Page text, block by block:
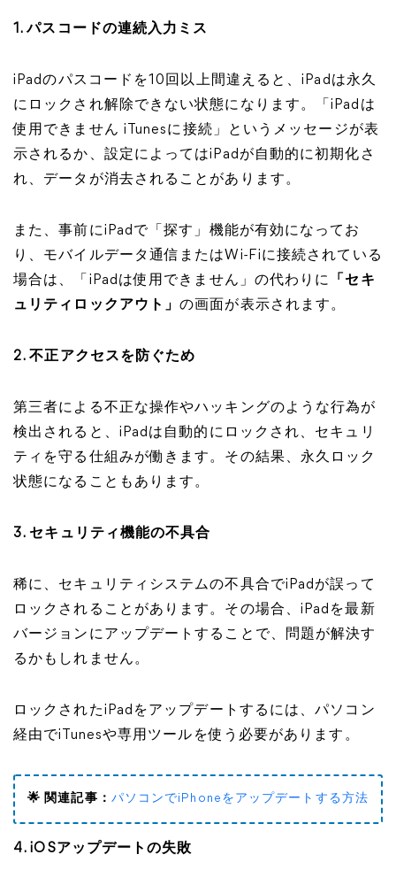
1. パスコードの連続入力ミス
iPadのパスコードを10回以上間違えると、iPadは永久
にロックされ解除できない状態になります。「iPadは
使用できません iTunesに接続」というメッセージが表
示されるか、設定によってはiPadが自動的に初期化さ
れ、データが消去されることがあります。
また、事前にiPadで「探す」機能が有効になってお
り、モバイルデータ通信またはWi-Fiに接続されている
場合は、「iPadは使用できません」の代わりに
「セキ
ュリティロックアウト」の画面が表示されます。
2. 不正アクセスを防ぐため
第三者による不正な操作やハッキングのような行為が
検出されると、iPadは自動的にロックされ、セキュリ
ティを守る仕組みが働きます。その結果、永久ロック
状態になることもあります。
3. セキュリティ機能の不具合
稀に、セキュリティシステムの不具合でiPadが誤って
ロックされることがあります。その場合、iPadを最新
バージョンにアップデートすることで、問題が解決す
るかもしれません。
ロックされたiPadをアップデートするには、パソコン
経由でiTunesや専用ツールを使う必要があります。
🌟 関連記事： パソコンでiPhoneをアップデートする方法
4. iOSアップデートの失敗